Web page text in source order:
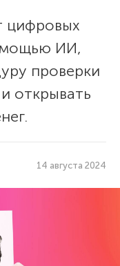
цифровых
ИИ,
проверки
открывать
14 августа 2024